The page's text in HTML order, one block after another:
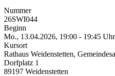
Nummer
26SWI044
Beginn
Mo., 13.04.2026, 19:00 - 19:45 Uhr
Kursort
Rathaus Weidenstetten,
Dorfplatz 1
89197 Weidenstetten